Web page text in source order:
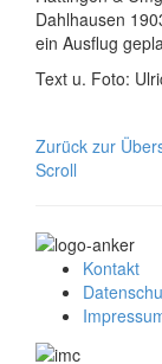
Dahlhausen
ein Ausflug
Text u. Foto:
Zurück zur
Scroll
Kontakt